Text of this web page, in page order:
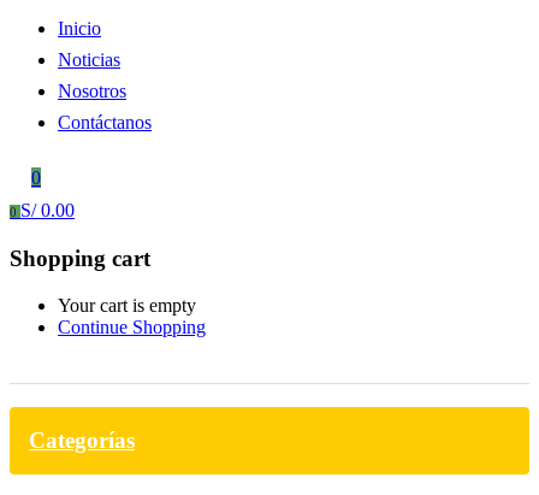
Inicio
Noticias
Nosotros
Contáctanos
0
0 S/0.00
Shopping cart
Your cart is empty
Continue Shopping
Categorías